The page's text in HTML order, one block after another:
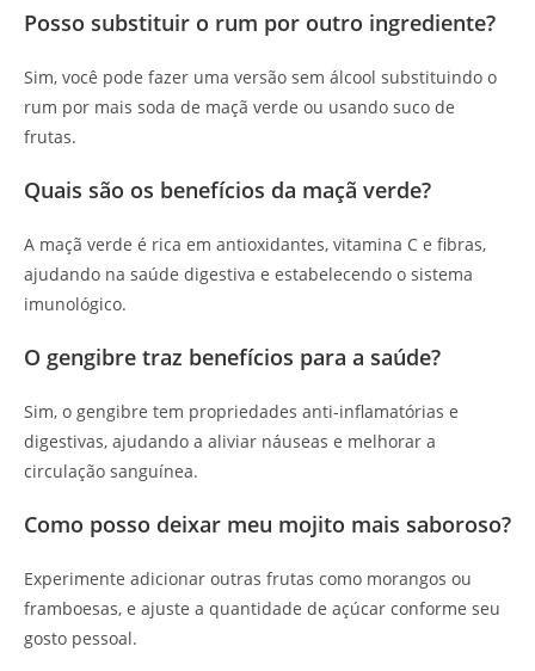
Posso substituir o rum por outro ingrediente?
Sim, você pode fazer uma versão sem álcool substituindo o
rum por mais soda de maçã verde ou usando suco de
frutas.
Quais são os benefícios da maçã verde?
A maçã verde é rica em antioxidantes, vitamina C e fibras,
ajudando na saúde digestiva e estabelecendo o sistema
imunológico.
O gengibre traz benefícios para a saúde?
Sim, o gengibre tem propriedades anti-inflamatórias e
digestivas, ajudando a aliviar náuseas e melhorar a
circulação sanguínea.
Como posso deixar meu mojito mais saboroso?
Experimente adicionar outras frutas como morangos ou
framboesas, e ajuste a quantidade de açúcar conforme seu
gosto pessoal.